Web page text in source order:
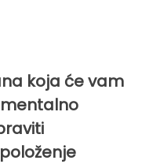
koja će vam